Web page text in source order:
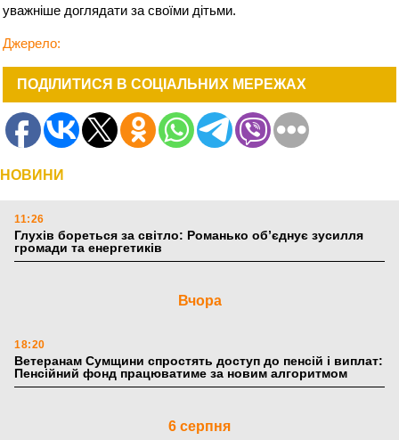
уважніше доглядати за своїми дітьми.
Джерело:
ПОДІЛИТИСЯ В СОЦІАЛЬНИХ МЕРЕЖАХ
НОВИНИ
11:26
Глухів бореться за світло: Романько об’єднує зусилля
громади та енергетиків
Вчора
18:20
Ветеранам Сумщини спростять доступ до пенсій і виплат:
Пенсійний фонд працюватиме за новим алгоритмом
6 серпня